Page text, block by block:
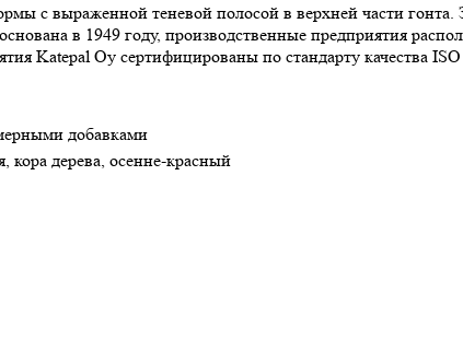
с выраженной теневой полосой в верхней части
в 1949 году, производственные предприятия
Katepal Oy сертифицированы по стандарту качества
добавками
кора дерева, осенне-красный